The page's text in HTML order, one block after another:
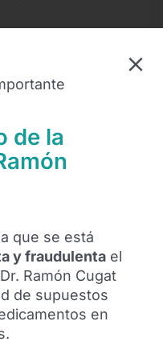
se
Cugat en
se ha
de la
que se está
y fraudulenta el
Ramón Cugat
de supuestos
en